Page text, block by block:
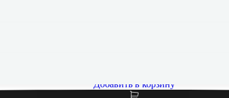
Добавить в корзину